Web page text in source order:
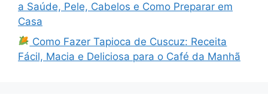
a Saúde, Pele, Cabelos e Como Preparar em
Casa
Como Fazer Tapioca de Cuscuz: Receita
Fácil, Macia e Deliciosa para o Café da Manhã